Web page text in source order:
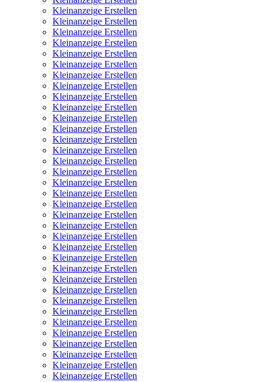
Kleinanzeige Erstellen
Kleinanzeige Erstellen
Kleinanzeige Erstellen
Kleinanzeige Erstellen
Kleinanzeige Erstellen
Kleinanzeige Erstellen
Kleinanzeige Erstellen
Kleinanzeige Erstellen
Kleinanzeige Erstellen
Kleinanzeige Erstellen
Kleinanzeige Erstellen
Kleinanzeige Erstellen
Kleinanzeige Erstellen
Kleinanzeige Erstellen
Kleinanzeige Erstellen
Kleinanzeige Erstellen
Kleinanzeige Erstellen
Kleinanzeige Erstellen
Kleinanzeige Erstellen
Kleinanzeige Erstellen
Kleinanzeige Erstellen
Kleinanzeige Erstellen
Kleinanzeige Erstellen
Kleinanzeige Erstellen
Kleinanzeige Erstellen
Kleinanzeige Erstellen
Kleinanzeige Erstellen
Kleinanzeige Erstellen
Kleinanzeige Erstellen
Kleinanzeige Erstellen
Kleinanzeige Erstellen
Kleinanzeige Erstellen
Kleinanzeige Erstellen
Kleinanzeige Erstellen
Kleinanzeige Erstellen